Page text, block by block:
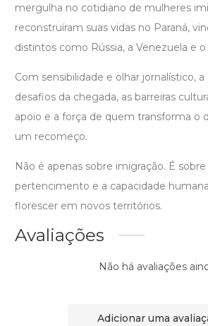
mergulha no cotidiano de mulheres
reconstruíram suas vidas no Paraná,
distintos como Rússia, a Venezuela e o
Com sensibilidade e olhar jornalístico,
desafios da chegada, as barreiras
apoio e a força de quem transforma o
um recomeço.
Não é apenas sobre imigração. É
pertencimento e a capacidade
florescer em novos territórios.
Avaliações
Não há avaliações
Adicionar uma